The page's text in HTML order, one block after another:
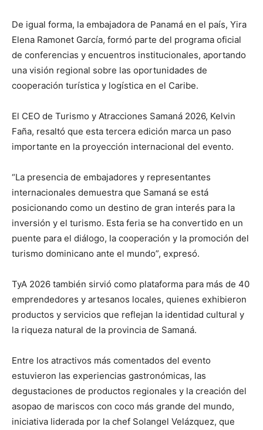
De igual forma, la embajadora de Panamá en el país, Yira
Elena Ramonet García, formó parte del programa oficial
de conferencias y encuentros institucionales, aportando
una visión regional sobre las oportunidades de
cooperación turística y logística en el Caribe.
El CEO de Turismo y Atracciones Samaná 2026, Kelvin
Faña, resaltó que esta tercera edición marca un paso
importante en la proyección internacional del evento.
“La presencia de embajadores y representantes
internacionales demuestra que Samaná se está
posicionando como un destino de gran interés para la
inversión y el turismo. Esta feria se ha convertido en un
puente para el diálogo, la cooperación y la promoción del
turismo dominicano ante el mundo”, expresó.
TyA 2026 también sirvió como plataforma para más de 40
emprendedores y artesanos locales, quienes exhibieron
productos y servicios que reflejan la identidad cultural y
la riqueza natural de la provincia de Samaná.
Entre los atractivos más comentados del evento
estuvieron las experiencias gastronómicas, las
degustaciones de productos regionales y la creación del
asopao de mariscos con coco más grande del mundo,
iniciativa liderada por la chef Solangel Velázquez, que